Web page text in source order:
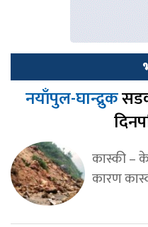
नयाँपुल-घान्द्रुक
कास्की –
कारण